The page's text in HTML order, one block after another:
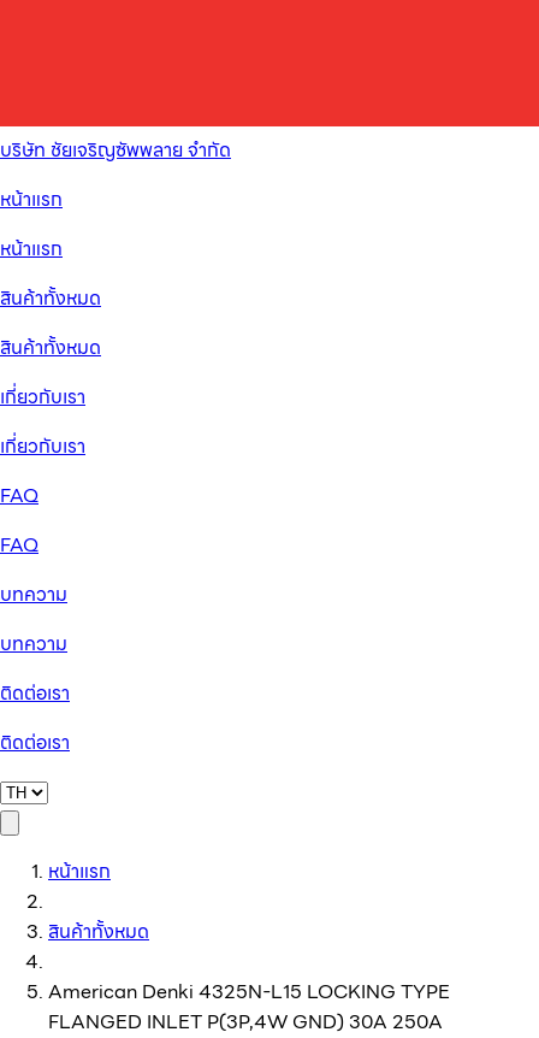
บริษัท ชัยเจริญซัพพลาย จำกัด
หน้าแรก
หน้าแรก
สินค้าทั้งหมด
สินค้าทั้งหมด
เกี่ยวกับเรา
เกี่ยวกับเรา
FAQ
FAQ
บทความ
บทความ
ติดต่อเรา
ติดต่อเรา
หน้าแรก
สินค้าทั้งหมด
American Denki 4325N-L15 LOCKING TYPE
FLANGED INLET P(3P,4W GND) 30A 250A